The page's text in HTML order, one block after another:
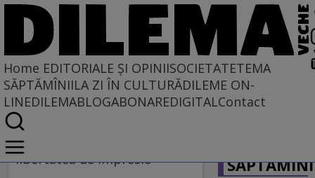
Home EDITORIALE ȘI OPINIISOCIETATETEMA
SĂPTĂMÎNIILA ZI ÎN CULTURĂDILEME ON-
LINEDILEMABLOGABONAREDIGITALContact
Home
EDITORIALE ȘI OPINII
PE CE LUME TRĂIM
libertatea de impresie